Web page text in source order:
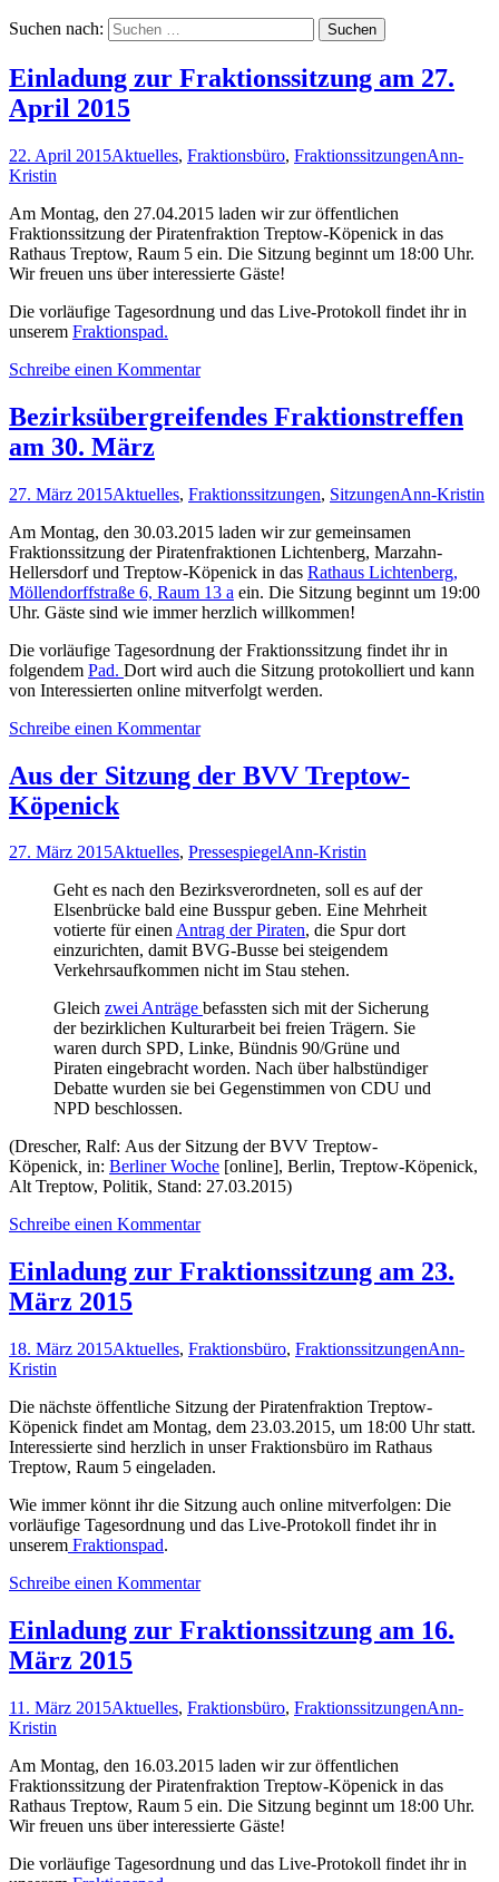
Suchen nach:
Einladung zur Fraktionssitzung am 27.
April 2015
22. April 2015Aktuelles, Fraktionsbüro, FraktionssitzungenAnn-
Kristin
Am Montag, den 27.04.2015 laden wir zur öffentlichen
Fraktionssitzung der Piratenfraktion Treptow-Köpenick in das
Rathaus Treptow, Raum 5 ein. Die Sitzung beginnt um 18:00 Uhr.
Wir freuen uns über interessierte Gäste!
Die vorläufige Tagesordnung und das Live-Protokoll findet ihr in
unserem Fraktionspad.
Schreibe einen Kommentar
Bezirksübergreifendes Fraktionstreffen
am 30. März
27. März 2015Aktuelles, Fraktionssitzungen, SitzungenAnn-Kristin
Am Montag, den 30.03.2015 laden wir zur gemeinsamen
Fraktionssitzung der Piratenfraktionen Lichtenberg, Marzahn-
Hellersdorf und Treptow-Köpenick in das Rathaus Lichtenberg,
Möllendorffstraße 6, Raum 13 a ein. Die Sitzung beginnt um 19:00
Uhr. Gäste sind wie immer herzlich willkommen!
Die vorläufige Tagesordnung der Fraktionssitzung findet ihr in
folgendem Pad. Dort wird auch die Sitzung protokolliert und kann
von Interessierten online mitverfolgt werden.
Schreibe einen Kommentar
Aus der Sitzung der BVV Treptow-
Köpenick
27. März 2015Aktuelles, PressespiegelAnn-Kristin
Geht es nach den Bezirksverordneten, soll es auf der
Elsenbrücke bald eine Busspur geben. Eine Mehrheit
votierte für einenAntrag der Piraten, die Spur dort
einzurichten, damit BVG-Busse bei steigendem
Verkehrsaufkommen nicht im Stau stehen.
Gleich zwei Anträge befassten sich mit der Sicherung
der bezirklichen Kulturarbeit bei freien Trägern. Sie
waren durch SPD, Linke, Bündnis 90/Grüne und
Piraten eingebracht worden. Nach über halbstündiger
Debatte wurden sie bei Gegenstimmen von CDU und
NPD beschlossen.
(Drescher, Ralf: Aus der Sitzung der BVV Treptow-
Köpenick, in: Berliner Woche [online], Berlin, Treptow-Köpenick,
Alt Treptow, Politik, Stand: 27.03.2015)
Schreibe einen Kommentar
Einladung zur Fraktionssitzung am 23.
März 2015
18. März 2015Aktuelles, Fraktionsbüro, FraktionssitzungenAnn-
Kristin
Die nächste öffentliche Sitzung der Piratenfraktion Treptow-
Köpenick findet am Montag, dem 23.03.2015, um 18:00 Uhr statt.
Interessierte sind herzlich in unser Fraktionsbüro im Rathaus
Treptow, Raum 5 eingeladen.
Wie immer könnt ihr die Sitzung auch online mitverfolgen: Die
vorläufige Tagesordnung und das Live-Protokoll findet ihr in
unserem Fraktionspad.
Schreibe einen Kommentar
Einladung zur Fraktionssitzung am 16.
März 2015
11. März 2015Aktuelles, Fraktionsbüro, FraktionssitzungenAnn-
Kristin
Am Montag, den 16.03.2015 laden wir zur öffentlichen
Fraktionssitzung der Piratenfraktion Treptow-Köpenick in das
Rathaus Treptow, Raum 5 ein. Die Sitzung beginnt um 18:00 Uhr.
Wir freuen uns über interessierte Gäste!
Die vorläufige Tagesordnung und das Live-Protokoll findet ihr in